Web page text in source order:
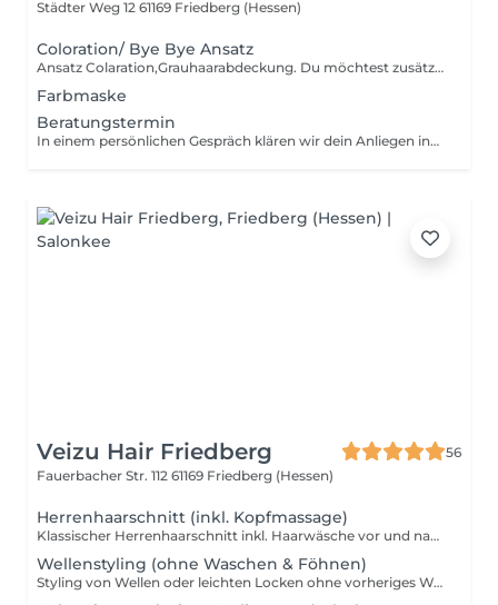
Städter Weg 12 61169 Friedberg (Hessen)
Coloration/ Bye Bye Ansatz
Ansatz Colaration,Grauhaarabdeckung. Du möchtest zusätzlich zu deinem Ansatz deine Längen & Spitzen aufgefrischt haben, um mehr Glanz und Frische ins Haar zu bekommen? Buche bitte Glossing hinzu. Nur in Verbindung mit einem Haarschnitt oder Styling buchbar! Der Preis kann bei erhöhtem Materialverbrauch & Aufwand variieren.
Farbmaske
Beratungstermin
In einem persönlichen Gespräch klären wir dein Anliegen individuell und zielgerichtet. Du erhältst konkrete Empfehlungen sowie klare nächste Schritte.Dauer: ca. 30 Minuten
Veizu Hair Friedberg
56
Fauerbacher Str. 112 61169 Friedberg (Hessen)
Herrenhaarschnitt (inkl. Kopfmassage)
Klassischer Herrenhaarschnitt inkl. Haarwäsche vor und nach dem Schnitt, entspannender Kopfmassage und professionellem Styling.
Wellenstyling (ohne Waschen & Föhnen)
Styling von Wellen oder leichten Locken ohne vorheriges Waschen und Föhnen. Bitte komme mit frisch gewaschenem und glatt geföhnten Haar, damit wir ein optimales und haltbares Ergebnis erzielen können. Diese Leistung beinhaltet kein Waschen, Föhnen sowie keine Steck- oder Flechtfrisuren.